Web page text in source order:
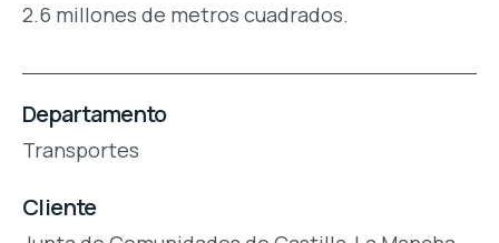
2.6 millones de metros cuadrados.
Departamento
Transportes
Cliente